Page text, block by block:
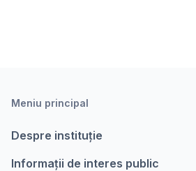
Meniu principal
Despre instituție
Informații de interes public